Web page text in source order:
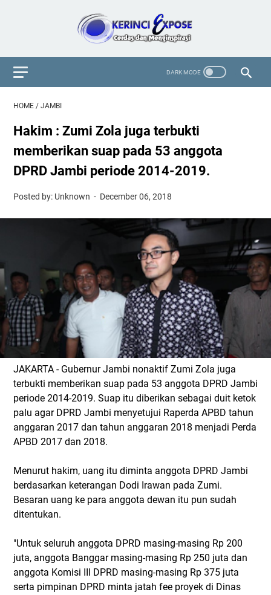
HOME / JAMBI
Hakim : Zumi Zola juga terbukti
memberikan suap pada 53 anggota
DPRD Jambi periode 2014-2019.
Posted by: Unknown December 06, 2018
JAKARTA - Gubernur Jambi nonaktif Zumi Zola juga
terbukti memberikan suap pada 53 anggota DPRD Jambi
periode 2014-2019. Suap itu diberikan sebagai duit ketok
palu agar DPRD Jambi menyetujui Raperda APBD tahun
anggaran 2017 dan tahun anggaran 2018 menjadi Perda
APBD 2017 dan 2018.
Menurut hakim, uang itu diminta anggota DPRD Jambi
berdasarkan keterangan Dodi Irawan pada Zumi.
Besaran uang ke para anggota dewan itu pun sudah
ditentukan.
"Untuk seluruh anggota DPRD masing-masing Rp 200
juta, anggota Banggar masing-masing Rp 250 juta dan
anggota Komisi III DPRD masing-masing Rp 375 juta
serta pimpinan DPRD minta jatah fee proyek di Dinas